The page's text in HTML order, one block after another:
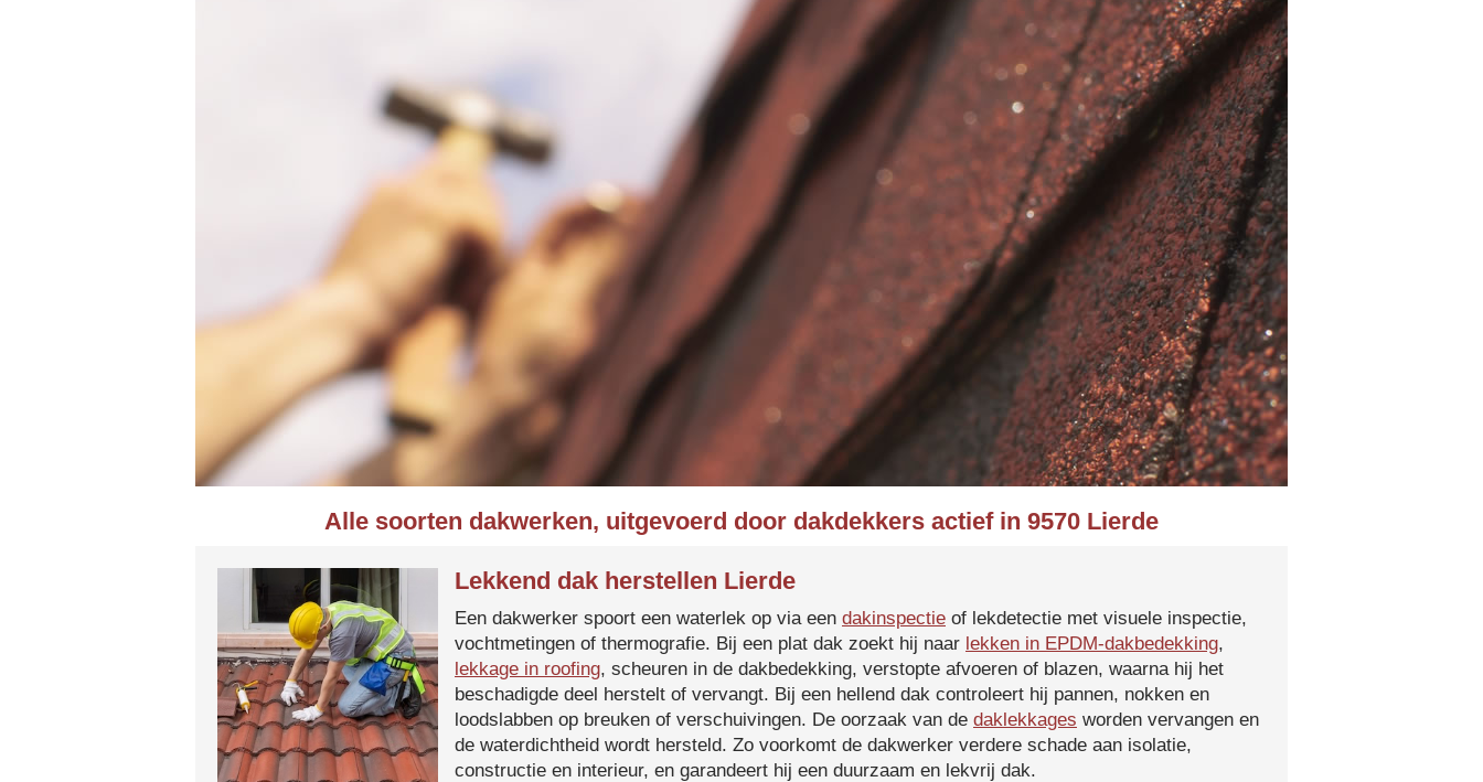
Alle soorten dakwerken, uitgevoerd door dakdekkers actief in 9570 Lierde
Lekkend dak herstellen Lierde
Een dakwerker spoort een waterlek op via een dakinspectie of lekdetectie met visuele inspectie,
vochtmetingen of thermografie. Bij een plat dak zoekt hij naar lekken in EPDM-dakbedekking,
lekkage in roofing, scheuren in de dakbedekking, verstopte afvoeren of blazen, waarna hij het
beschadigde deel herstelt of vervangt. Bij een hellend dak controleert hij pannen, nokken en
loodslabben op breuken of verschuivingen. De oorzaak van de daklekkages worden vervangen en
de waterdichtheid wordt hersteld. Zo voorkomt de dakwerker verdere schade aan isolatie,
constructie en interieur, en garandeert hij een duurzaam en lekvrij dak.